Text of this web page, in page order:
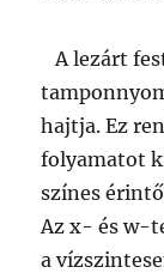
A lezárt
hajtja. Ez
folyamatot
színes
Az x- és w-
a